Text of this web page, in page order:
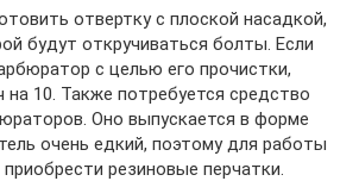
отвертку с плоской насадкой,
будут откручиваться болты. Если
с целью его прочистки,
на 10. Также потребуется средство
Оно выпускается в форме
очень едкий, поэтому для работы
резиновые перчатки.